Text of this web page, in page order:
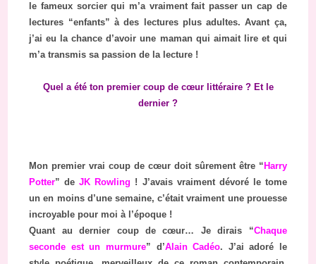
le fameux sorcier qui m’a vraiment fait passer un cap de
lectures “enfants” à des lectures plus adultes. Avant ça,
j’ai eu la chance d’avoir une maman qui aimait lire et qui
m’a transmis sa passion de la lecture !
Quel a été ton premier coup de cœur littéraire ? Et le
dernier ?
Mon premier vrai coup de cœur doit sûrement être “ Harry
Potter” de JK Rowling ! J’avais vraiment dévoré le tome
un en moins d’une semaine, c’était vraiment une prouesse
incroyable pour moi à l’époque !
Quant au dernier coup de cœur… Je dirais “Chaque
seconde est un murmure” d’Alain Cadéo. J’ai adoré le